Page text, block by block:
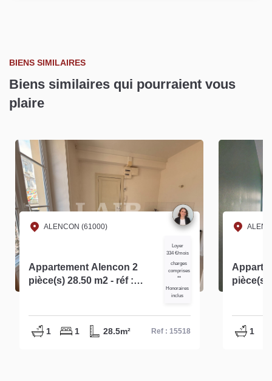
BIENS SIMILAIRES
Biens similaires qui pourraient vous
plaire
ALENCON (61000)
Appartement Alencon 2
pièce(s) 28.50 m2 - réf :
Loyer
334 €/mois
charges
comprises
**
Honoraires
inclus
1 1 28.5m² Ref : 15518
pièce(s)
1